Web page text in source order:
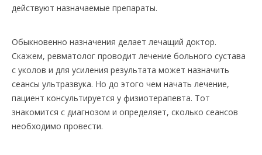
действуют назначаемые препараты.
Обыкновенно назначения делает лечащий доктор.
Скажем, ревматолог проводит лечение больного сустава
с уколов и для усиления результата может назначить
сеансы ультразвука. Но до этого чем начать лечение,
пациент консультируется у физиотерапевта. Тот
знакомится с диагнозом и определяет, сколько сеансов
необходимо провести.